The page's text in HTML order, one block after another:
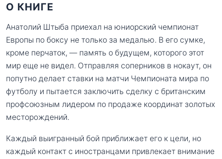
О КНИГЕ
Анатолий Штыба приехал на юниорский чемпионат
Европы по боксу не только за медалью. В его сумке,
кроме перчаток, — память о будущем, которого этот
мир еще не видел. Отправляя соперников в нокаут, он
попутно делает ставки на матчи Чемпионата мира по
футболу и пытается заключить сделку с британским
профсоюзным лидером по продаже координат золотых
месторождений.
Каждый выигранный бой приближает его к цели, но
каждый контакт с иностранцами привлекает внимание